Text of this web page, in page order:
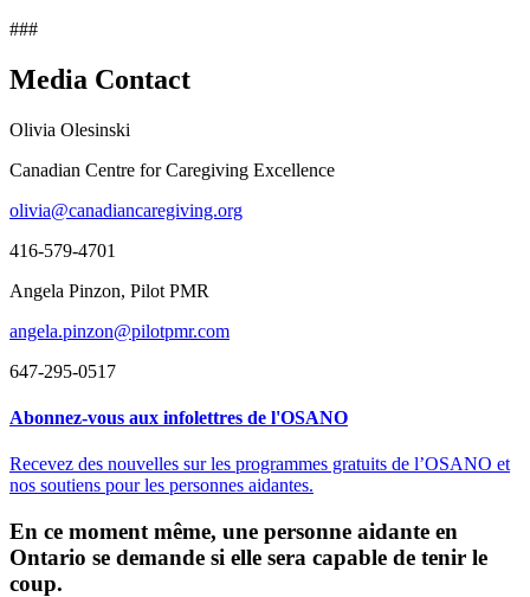
###
Media Contact
Olivia Olesinski
Canadian Centre for Caregiving Excellence
olivia@canadiancaregiving.org
416-579-4701
Angela Pinzon, Pilot PMR
angela.pinzon@pilotpmr.com
647-295-0517
Abonnez-vous aux infolettres de l'OSANO
Recevez des nouvelles sur les programmes gratuits de l’OSANO et
nos soutiens pour les personnes aidantes.
En ce moment même, une personne aidante en
Ontario se demande si elle sera capable de tenir le
coup.